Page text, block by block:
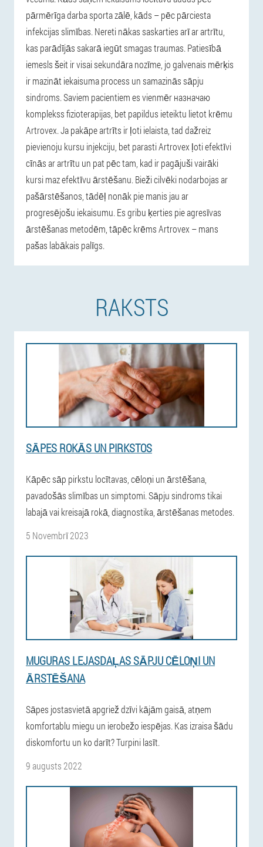
pārmērīga darba sporta zālē, kāds – pēc pārciesta
infekcijas slimības. Nereti nākas saskarties arī ar artrītu,
kas parādījās sakarā iegūt smagas traumas. Patiesībā
iemesls šeit ir visai sekundāra nozīme, jo galvenais mērķis
ir mazināt iekaisuma process un samazinās sāpju
sindroms. Saviem pacientiem es vienmēr назначаю
komplekss fizioterapijas, bet papildus ieteiktu lietot krēmu
Artrovex. Ja pakāpe artrīts ir ļoti ielaista, tad dažreiz
pievienoju kursu injekciju, bet parasti Artrovex ļoti efektīvi
cīnās ar artrītu un pat pēc tam, kad ir pagājuši vairāki
kursi maz efektīvu ārstēšanu. Bieži cilvēki nodarbojas ar
pašārstēšanos, tādēļ nonāk pie manis jau ar
progresējošu iekaisumu. Es gribu ķerties pie agresīvas
ārstēšanas metodēm, tāpēc krēms Artrovex – mans
pašas labākais palīgs.
RAKSTS
SĀPES ROKĀS UN PIRKSTOS
Kāpēc sāp pirkstu locītavas, cēloņi un ārstēšana,
pavadošās slimības un simptomi. Sāpju sindroms tikai
labajā vai kreisajā rokā, diagnostika, ārstēšanas metodes.
5 Novembrī 2023
MUGURAS LEJASDAĻAS SĀPJU CĒLOŅI UN
ĀRSTĒŠANA
Sāpes jostasvietā apgriež dzīvi kājām gaisā, atņem
komfortablu miegu un ierobežo iespējas. Kas izraisa šādu
diskomfortu un ko darīt? Turpini lasīt.
9 augusts 2022